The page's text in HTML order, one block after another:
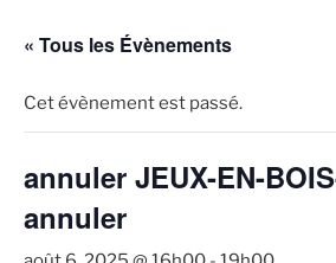
« Tous les Évènements
Cet évènement est passé.
annuler JEUX-EN-
annuler